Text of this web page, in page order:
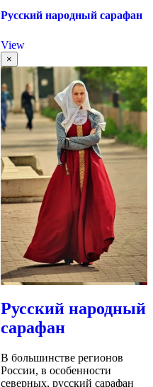
Русский народный сарафан
View
×
Русский народный
сарафан
В большинстве регионов
России, в особенности
северных, русский сарафан